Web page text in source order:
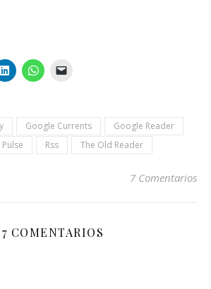
Google Currents
Google Reader
Pulse Rss The Old Reader
7 Comentarios
7 COMENTARIOS